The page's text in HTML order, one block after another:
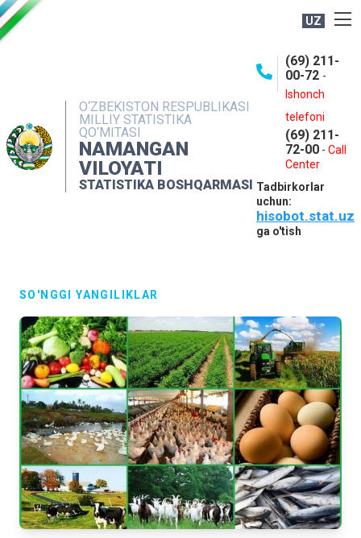
UZ
O‘ZBEKISTON RESPUBLIKASI
MILLIY STATISTIKA
QO‘MITASI
NAMANGAN
VILOYATI
STATISTIKA BOSHQARMASI
(69) 211-
00-72 -
Ishonch
telefoni
(69) 211-
72-00 - Call
Center
Tadbirkorlar
uchun:
hisobot.stat.uz
ga o'tish
NASHRLAR
INTERAKTIV XIZMATLAR
MATBUOT XIZMATI
MUROJAATLAR
SO'NGGI YANGILIKLAR